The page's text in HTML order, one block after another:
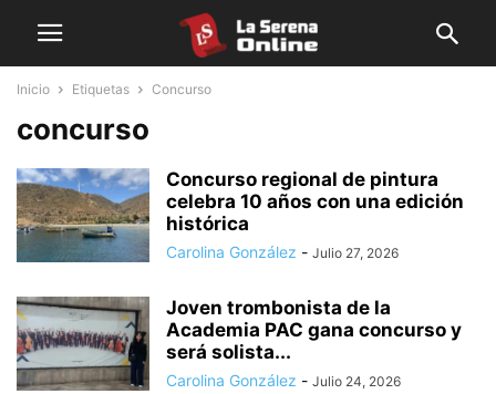
Inicio Etiquetas Concurso
concurso
Concurso regional de pintura
celebra 10 años con una edición
histórica
Carolina González - Julio 27, 2026
Joven trombonista de la
Academia PAC gana concurso y
será solista...
Carolina González - Julio 24, 2026